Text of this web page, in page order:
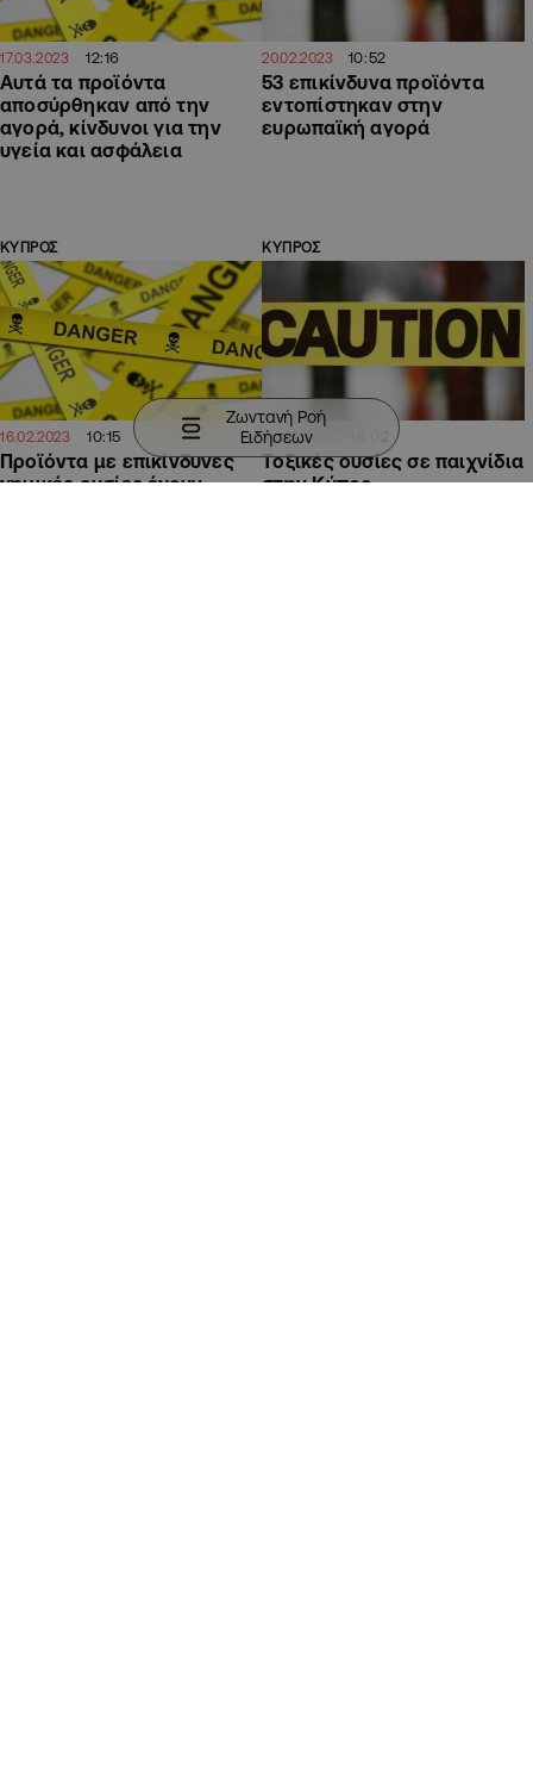
17.03.2023 12:16
Αυτά τα προϊόντα
αποσύρθηκαν από την
αγορά, κίνδυνοι για την
υγεία και ασφάλεια
20.02.2023 10:52
53 επικίνδυνα προϊόντα
εντοπίστηκαν στην
ευρωπαϊκή αγορά
ΚΥΠΡΟΣ
16.02.2023 10:15
Προϊόντα με επικίνδυνες
χημικές ουσίες έχουν
ΚΥΠΡΟΣ
08.02.2023
Τοξικές ουσίες σε παιχνίδια
στην Κύπρο
Ζωντανή Ροή
Ειδήσεων